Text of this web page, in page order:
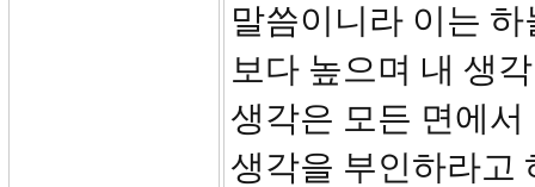
말씀이니라 이는
보다 높으며 내 생
생각은 모든 면에
생각을 부인하라고